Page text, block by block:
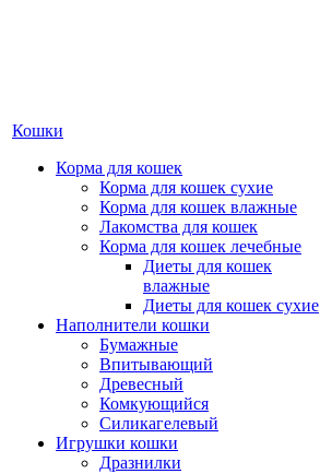
Кошки
Корма для кошек
Корма для кошек сухие
Корма для кошек влажные
Лакомства для кошек
Корма для кошек лечебные
Диеты для кошек
влажные
Диеты для кошек сухие
Наполнители кошки
Бумажные
Впитывающий
Древесный
Комкующийся
Силикагелевый
Игрушки кошки
Дразнилки